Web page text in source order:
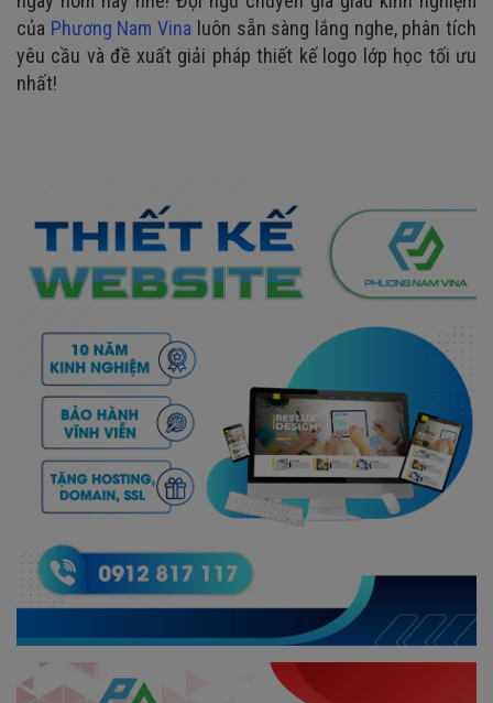
của Phương Nam Vina luôn sẵn sàng lắng nghe, phân tích
yêu cầu và đề xuất giải pháp thiết kế logo lớp học tối ưu
nhất!